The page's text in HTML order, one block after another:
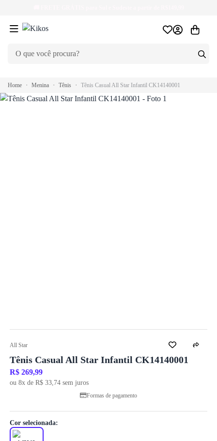
Home Menina Tênis Tênis Casual All Star Infantil CK14140001
All Star
Tênis Casual All Star Infantil CK14140001
R$ 269,99
ou 8x de R$ 33,74 sem juros
Formas de pagamento
Cor selecionada: